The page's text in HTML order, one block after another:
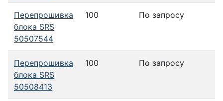
Перепрошивка
блока SRS
50507544
100 По запросу
Перепрошивка
блока SRS
50508413
100 По запросу